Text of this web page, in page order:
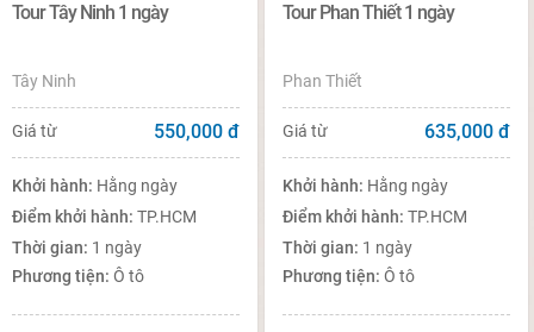
Tour Tây Ninh 1 ngày
Tây Ninh
Giá từ 550,000 đ
Khởi hành: Hằng ngày
Điểm khởi hành:TP.HCM
Thời gian: 1 ngày
Phương tiện:Ô tô
Tour Phan Thiết 1 ngày
Phan Thiết
Giá từ 635,000 đ
Khởi hành: Hằng ngày
Điểm khởi hành:TP.HCM
Thời gian: 1 ngày
Phương tiện:Ô tô